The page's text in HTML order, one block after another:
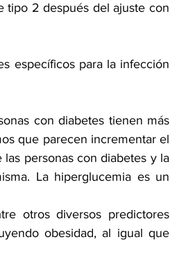
tipo 2 después del ajuste con
específicos para la infección
con diabetes tienen más
que parecen incrementar el
personas con diabetes y la
La hiperglucemia es un
otros diversos predictores
obesidad, al igual que